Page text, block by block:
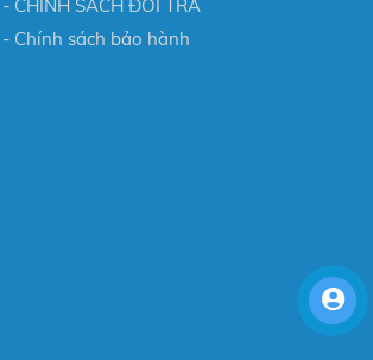
- CHÍNH SÁCH ĐỔI TRẢ
- Chính sách bảo hành